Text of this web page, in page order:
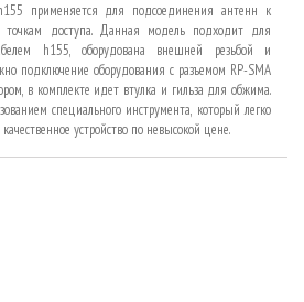
применяется для подсоединения антенн к
точкам доступа. Данная модель подходит для
h155, оборудована внешней резьбой и
подключение оборудования с разъемом RP-SMA
в комплекте идет втулка и гильза для обжима.
специального инструмента, который легко
устройство по невысокой цене.